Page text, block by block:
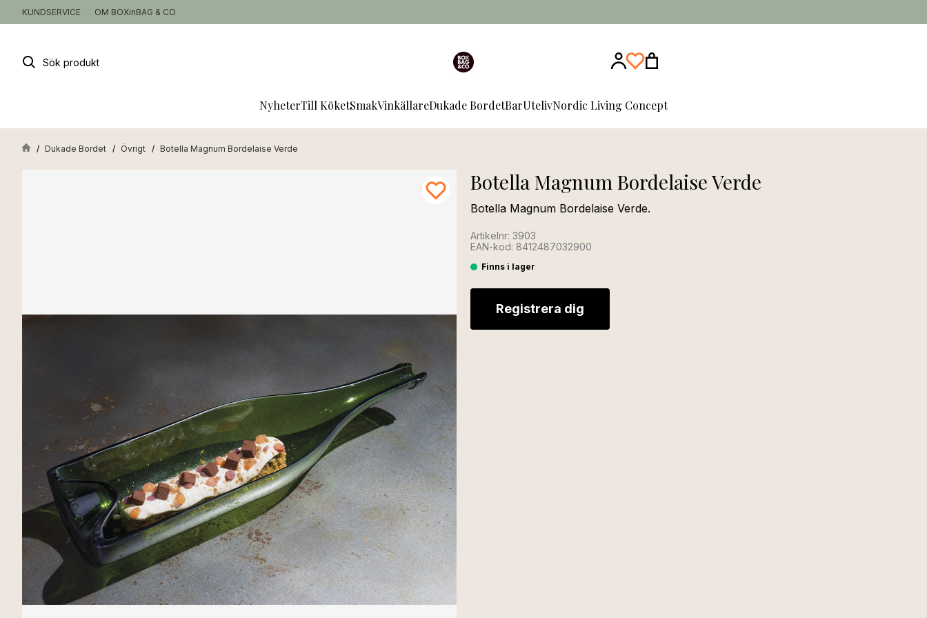
KUNDSERVICE OM BOXinBAG & CO
Sök
NyheterTill KöketSmakVinkällareDukade BordetBarUtelivNordic Living Concept
Dukade Bordet Övrigt Botella Magnum Bordelaise Verde
Botella Magnum Bordelaise Verde
Botella Magnum Bordelaise Verde.
Artikelnr: 3903
EAN-kod: 8412487032900
Finns i lager
Registrera dig